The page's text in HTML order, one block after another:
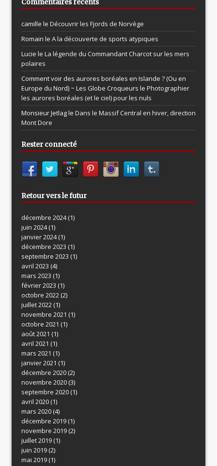
Commentaires récents
camille le Découvrir les Fjords de Norvège
Romain le A la découverte de sports atypiques
Lucie le La légende du Commandant Charcot sur les mers
polaires
Comment voir des aurores boréales en Islande ? (Ou en
Europe du Nord) ~ Les Globe Croqueurs le Photographier
les aurores boréales (et le ciel) pour les nuls
Monsieur Jetlag le Dans le Massif Central en hiver, direction
Mont Dore
Rester connecté
Retour vers le futur
décembre 2024(1)
juin 2024(1)
janvier 2024(1)
décembre 2023 (1)
septembre 2023 (1)
avril 2023 (4)
mars 2023 (1)
février 2023 (1)
octobre 2022(2)
juillet 2022(1)
novembre 2021 (1)
octobre 2021 (1)
août 2021 (1)
avril 2021 (1)
mars 2021 (1)
janvier 2021 (1)
décembre 2020(2)
novembre 2020(3)
septembre 2020(1)
avril 2020(1)
mars 2020(4)
décembre 2019(1)
novembre 2019(2)
juillet 2019(1)
juin 2019(2)
mai 2019(1)